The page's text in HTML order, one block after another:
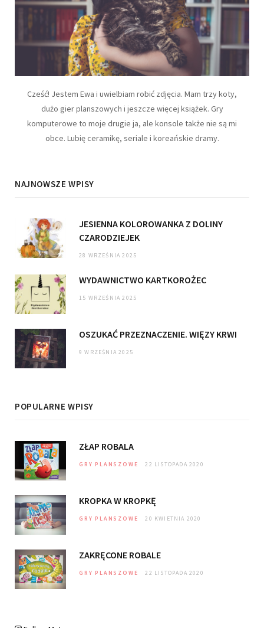
Cześć! Jestem Ewa i uwielbiam robić zdjęcia. Mam trzy koty,
dużo gier planszowych i jeszcze więcej książek. Gry
komputerowe to moje drugie ja, ale konsole także nie są mi
obce. Lubię ceramikę, seriale i koreańskie dramy.
NAJNOWSZE WPISY
JESIENNA KOLOROWANKA Z DOLINY
CZARODZIEJEK
28 WRZEŚNIA 2025
WYDAWNICTWO KARTKOROŻEC
15 WRZEŚNIA 2025
OSZUKAĆ PRZEZNACZENIE. WIĘZY KRWI
9 WRZEŚNIA 2025
POPULARNE WPISY
ZŁAP ROBALA
GRY PLANSZOWE 22 LISTOPADA 2020
KROPKA W KROPKĘ
GRY PLANSZOWE 20 KWIETNIA 2020
ZAKRĘCONE ROBALE
GRY PLANSZOWE 22 LISTOPADA 2020